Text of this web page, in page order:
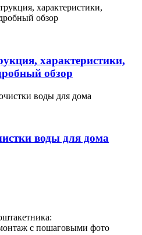
характеристики,
обзор
воды для дома